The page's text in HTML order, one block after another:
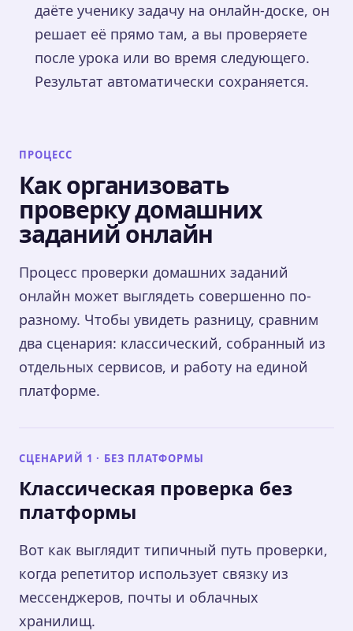
даёте ученику задачу на онлайн-доске, он
решает её прямо там, а вы проверяете
после урока или во время следующего.
Результат автоматически сохраняется.
ПРОЦЕСС
Как организовать
проверку домашних
заданий онлайн
Процесс проверки домашних заданий
онлайн может выглядеть совершенно по-
разному. Чтобы увидеть разницу, сравним
два сценария: классический, собранный из
отдельных сервисов, и работу на единой
платформе.
СЦЕНАРИЙ 1 · БЕЗ ПЛАТФОРМЫ
Классическая проверка без
платформы
Вот как выглядит типичный путь проверки,
когда репетитор использует связку из
мессенджеров, почты и облачных
хранилищ.